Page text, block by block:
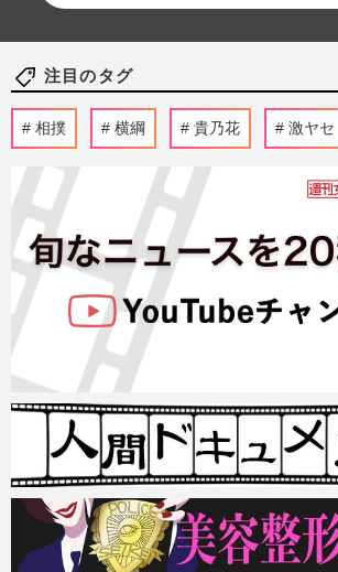
注目のタグ
相撲 横綱 貴乃花 激ヤセ